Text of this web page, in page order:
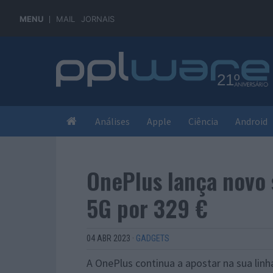
MENU MAIL JORNAIS
Análises Apple Ciência Android
OnePlus lança
5G por 329 €
04 ABR 2023 · GADGETS
A OnePlus continua a apostar na sua